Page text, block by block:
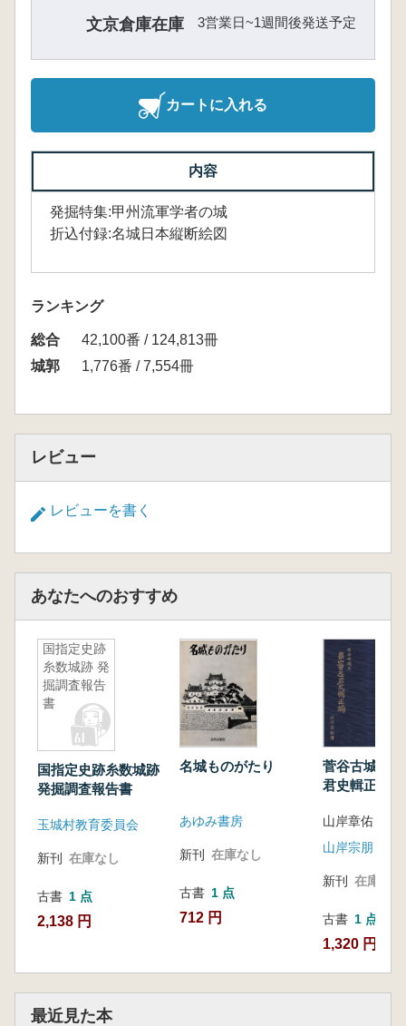
文京倉庫在庫 3営業日~1週間後発送予定
カートに入れる
内容
発掘特集:甲州流軍学者の城
折込付録:名城日本縦断絵図
ランキング
総合
42,100番 / 124,813冊
城郭
1,776番 / 7,554冊
レビュー
レビューを書く
あなたへのおすすめ
国指定史跡
糸数城跡 発
掘調査報告
書
国指定史跡糸数城跡
発掘調査報告書
玉城村教育委員会
新刊 在庫なし
古書 1 点
2,138 円
名城ものがたり
あゆみ書房
新刊 在庫なし
古書 1 点
712 円
菅谷古城主
君史輯正編
山岸章佑 著
山岸宗朋
新刊 在庫なし
古書 1 点
1,320 円
最近見た本